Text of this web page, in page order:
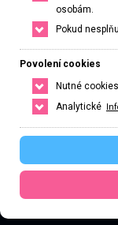
let 168
Korunovační, 704/
Řekněte že voláte
osobám.
Pokud
Povolení cookies
Nutné cookies
Analytické